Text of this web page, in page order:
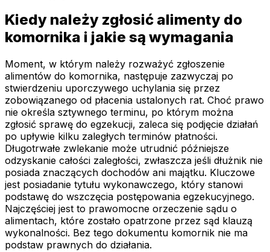
Kiedy należy zgłosić alimenty do
komornika i jakie są wymagania
Moment, w którym należy rozważyć zgłoszenie
alimentów do komornika, następuje zazwyczaj po
stwierdzeniu uporczywego uchylania się przez
zobowiązanego od płacenia ustalonych rat. Choć prawo
nie określa sztywnego terminu, po którym można
zgłosić sprawę do egzekucji, zaleca się podjęcie działań
po upływie kilku zaległych terminów płatności.
Długotrwałe zwlekanie może utrudnić późniejsze
odzyskanie całości zaległości, zwłaszcza jeśli dłużnik nie
posiada znaczących dochodów ani majątku. Kluczowe
jest posiadanie tytułu wykonawczego, który stanowi
podstawę do wszczęcia postępowania egzekucyjnego.
Najczęściej jest to prawomocne orzeczenie sądu o
alimentach, które zostało opatrzone przez sąd klauzą
wykonalności. Bez tego dokumentu komornik nie ma
podstaw prawnych do działania.